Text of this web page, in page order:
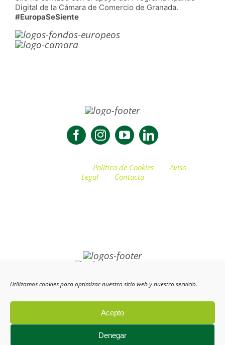
Utilizamos cookies para optimizar nuestro sitio web y nuestro servicio.
Acepto
Denegar
Digital de la Cámara de Comercio de Granada.
#EuropaSeSiente
Política de Cookies|Aviso
Legal| Contacto
Instalaciones Técnicas de Biomasa, S.Lha sido beneficiaria del Fondo
mismas y gracias al que ha desarrollado una Web Corporativa, Dinamización de
Redes Sociales y Material promocional Audiovisual para uso en internet, para la
mejora de competitividad y productividad de la empresa. [22/04/2021]. Para ello
ha contado con el apoyo del Programa TicCámaras de la Cámara de Comercio de
Granada.”